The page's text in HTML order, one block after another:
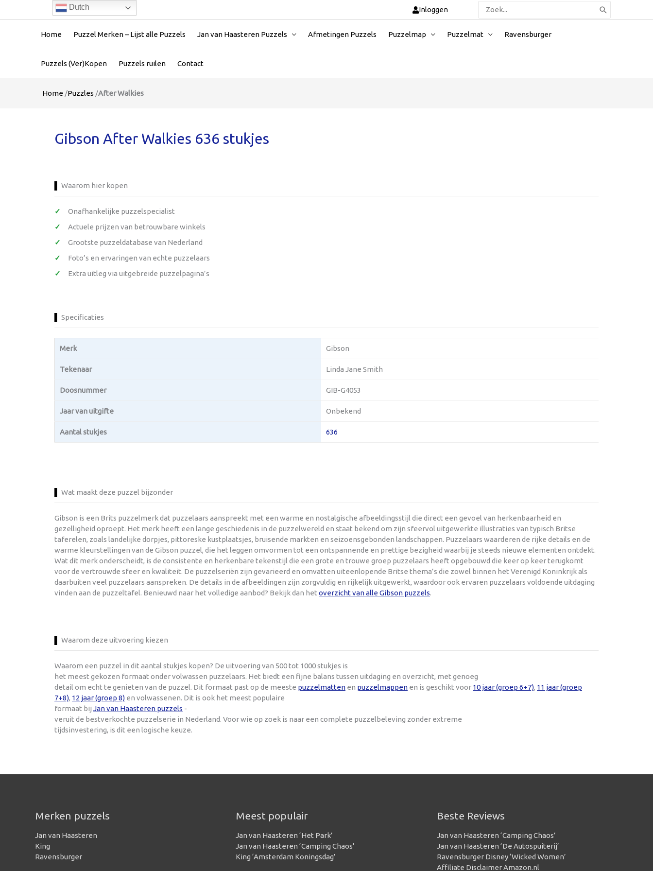
Inloggen
Zoeken
naar:
Home Puzzel Merken – Lijst alle Puzzels Jan van Haasteren Puzzels Afmetingen Puzzels Puzzelmap Puzzelmat Ravensburger
Puzzels (Ver)Kopen Puzzels ruilen Contact
Home /Puzzles /After Walkies
Gibson After Walkies 636 stukjes
Waarom hier kopen
Onafhankelijke puzzelspecialist
Actuele prijzen van betrouwbare winkels
Grootste puzzeldatabase van Nederland
Foto’s en ervaringen van echte puzzelaars
Extra uitleg via uitgebreide puzzelpagina’s
Specificaties
Merk Gibson
Tekenaar Linda Jane Smith
Doosnummer GIB-G4053
Jaar van uitgifte Onbekend
Aantal stukjes 636
Wat maakt deze puzzel bijzonder
Gibson is een Brits puzzelmerk dat puzzelaars aanspreekt met een warme en nostalgische afbeeldingsstijl die direct een gevoel van herkenbaarheid en
gezelligheid oproept. Het merk heeft een lange geschiedenis in de puzzelwereld en staat bekend om zijn sfeervol uitgewerkte illustraties van typisch Britse
taferelen, zoals landelijke dorpjes, pittoreske kustplaatsjes, bruisende markten en seizoensgebonden landschappen. Puzzelaars waarderen de rijke details en de
warme kleurstellingen van de Gibson puzzel, die het leggen omvormen tot een ontspannende en prettige bezigheid waarbij je steeds nieuwe elementen ontdekt.
Wat dit merk onderscheidt, is de consistente en herkenbare tekenstijl die een grote en trouwe groep puzzelaars heeft opgebouwd die keer op keer terugkomt
voor de vertrouwde sfeer en kwaliteit. De puzzelseriën zijn gevarieerd en omvatten uiteenlopende Britse thema’s die zowel binnen het Verenigd Koninkrijk als
daarbuiten veel puzzelaars aanspreken. De details in de afbeeldingen zijn zorgvuldig en rijkelijk uitgewerkt, waardoor ook ervaren puzzelaars voldoende uitdaging
vinden aan de puzzeltafel. Benieuwd naar het volledige aanbod? Bekijk dan het overzicht van alle Gibson puzzels.
Waarom deze uitvoering kiezen
Waarom een puzzel in dit aantal stukjes kopen? De uitvoering van 500 tot 1000 stukjes is
het meest gekozen formaat onder volwassen puzzelaars. Het biedt een fijne balans tussen uitdaging en overzicht, met genoeg
detail om echt te genieten van de puzzel. Dit formaat past op de meeste puzzelmatten en puzzelmappen en is geschikt voor 10 jaar (groep 6+7), 11 jaar (groep
7+8), 12 jaar (groep 8) en volwassenen. Dit is ook het meest populaire
formaat bij Jan van Haasteren puzzels -
veruit de bestverkochte puzzelserie in Nederland. Voor wie op zoek is naar een complete puzzelbeleving zonder extreme
tijdsinvestering, is dit een logische keuze.
Merken puzzels
Jan van Haasteren
King
Ravensburger
Meest populair
Jan van Haasteren ‘Het Park’
Jan van Haasteren ‘Camping Chaos’
King ‘Amsterdam Koningsdag’
Beste Reviews
Jan van Haasteren ‘Camping Chaos’
Jan van Haasteren ‘De Autospuiterij’
Ravensburger Disney ‘Wicked Women’
Affiliate Disclaimer Amazon.nl
Dutch